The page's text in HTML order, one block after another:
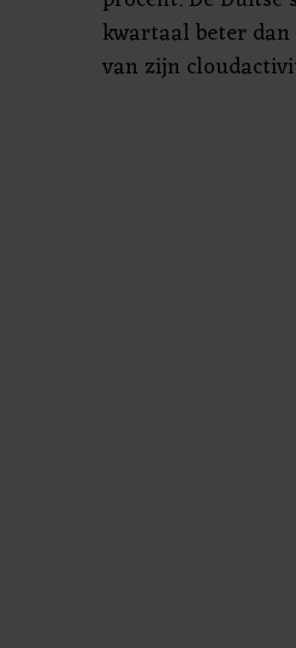
kwartaal beter
van zijn